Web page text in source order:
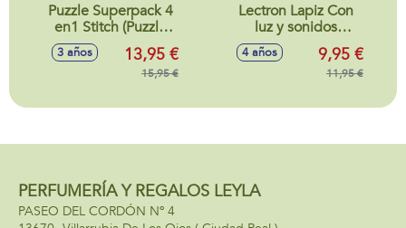
Puzzle Superpack 4
en1 Stitch (Puzzle
25 otro 50 un juego
de memoria y un
dominó de 28
3 años 13,95 €
15,95 €
Lectron Lapiz Con
luz y sonidos
Prescolar 4-5 años.
138 preguntas en
120 laminas.
4 años 9,95 €
11,95 €
PERFUMERÍA Y REGALOS LEYLA
PASEO DEL CORDÓN Nº 4